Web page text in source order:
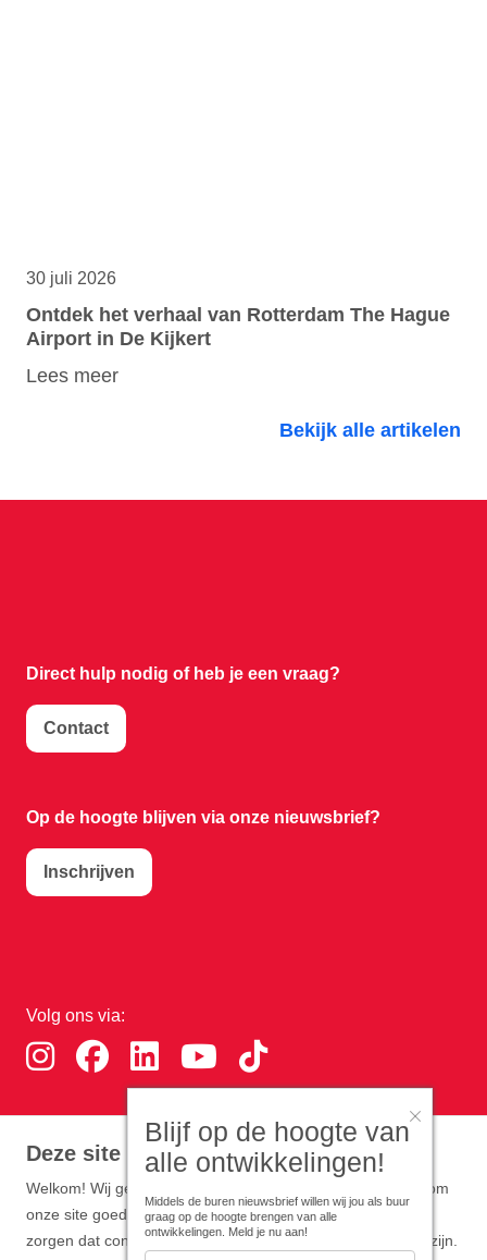
Deze site gebruikt cookies
Welkom! Wij gebruiken functionele en analytische cookies om
onze site goed te laten werken. Optioneel zijn cookies die
zorgen dat content en advertenties zo persoonlijk mogelijk zijn.
30 juli 2026
Ontdek het verhaal van Rotterdam The Hague
Airport in De Kijkert
Lees meer
Bekijk alle artikelen
Direct hulp nodig ofheb je een vraag?
Contact
Op de hoogte blijven via onze nieuwsbrief?
Inschrijven
Volg ons via:
Download de RTHA app:Blijf op de hoogte van
alle ontwikkelingen!
Middels de buren nieuwsbrief willen wij jou als buur
graag op de hoogte brengen van alle
ontwikkelingen. Meld je nu aan!